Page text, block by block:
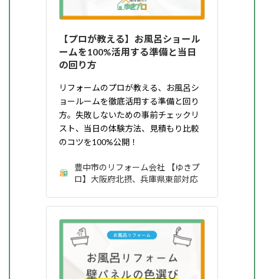
【プロが教える】お風呂ショール
ームを100%活用する準備と当日
の回り方
リフォームのプロが教える、お風呂シ
ョールームを徹底活用する準備と回り
方。失敗しないための事前チェックリ
スト、当日の体験方法、見積もり比較
のコツを100%公開！
豊中市のリフォーム会社 【ゆきプ
ロ】大阪府北摂、兵庫県東部対応